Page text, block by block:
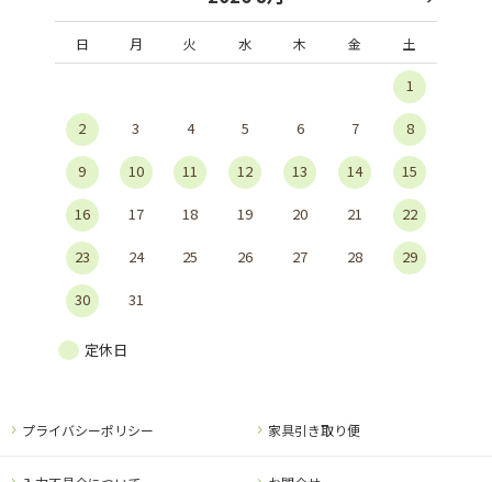
日 月 火 水 木 金 土
1
2 3 4 5 6 7 8
9 10 11 12 13 14 15
16 17 18 19 20 21 22
23 24 25 26 27 28 29
30 31
定休日
プライバシーポリシー 家具引き取り便